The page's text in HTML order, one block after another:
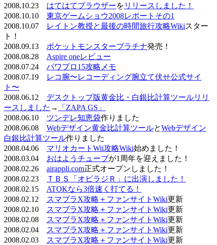
2008.10.23 はてはてブラウザーを リリースしました！
2008.10.10 東京ゲームショウ2008レポートその1
2008.10.07
レイトン教授と最後の時間旅行攻略Wikiスター
ト！
2008.09.13 ポケットモンスタープラチナ発売！
2008.08.28 Aspire oneレビュー
2008.07.24 パワプロ15攻略メモ
2008.07.19
レコ腕〜レコーディング腕立て伏せ公式サイ
ト〜
2008.06.12 デスクトップ版黄金比・白銀比計算ツールリリ
ースしました →
「ZAPA GS」
2008.06.10 ツンデレ知恵袋作りました
2008.06.08 Webデザイン黄金比計算ツールとWebデザイン
白銀比計算ツール作りました
2008.04.06 マリオカートWii攻略Wiki始めました！
2008.03.04 おはようチューブが1周年を迎えました！
2008.02.26 airappli.com正式オープンしました！
2008.02.23
ＴＢＳ「オビラジＲ」に出演しました！
2008.02.15 ATOKなら3倍速く打てる！
2008.02.12
スマブラX攻略＋ファンサイトWiki更新
2008.02.10
スマブラX攻略＋ファンサイトWiki更新
2008.02.08
スマブラX攻略＋ファンサイトWiki更新
2008.02.04
スマブラX攻略＋ファンサイトWiki更新
2008.02.03
スマブラX攻略＋ファンサイトWiki更新